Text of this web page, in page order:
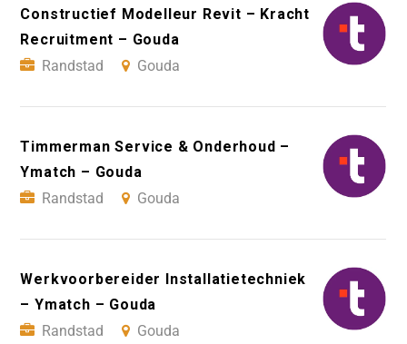
Constructief Modelleur Revit – Kracht
Recruitment – Gouda
Randstad
Gouda
Timmerman Service & Onderhoud –
Ymatch – Gouda
Randstad
Gouda
Werkvoorbereider Installatietechniek
– Ymatch – Gouda
Randstad
Gouda